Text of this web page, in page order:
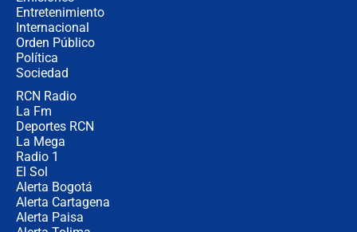
Entretenimiento
Internacional
Orden Público
Política
Sociedad
RCN Radio
La Fm
Deportes RCN
La Mega
Radio 1
El Sol
Alerta Bogotá
Alerta Cartagena
Alerta Paisa